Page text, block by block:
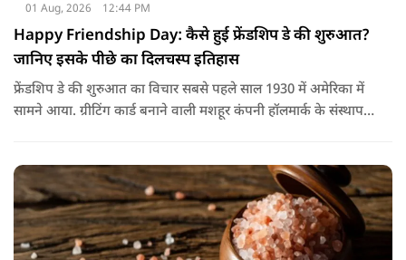
01 Aug, 2026 12:44 PM
Happy Friendship Day: कैसे हुई फ्रेंडशिप डे की शुरुआत?
जानिए इसके पीछे का दिलचस्प इतिहास
फ्रेंडशिप डे की शुरुआत का विचार सबसे पहले साल 1930 में अमेरिका में
सामने आया. ग्रीटिंग कार्ड बनाने वाली मशहूर कंपनी हॉलमार्क के संस्थापक